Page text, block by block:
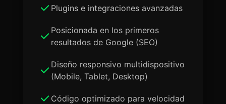
Plugins e integraciones avanzadas
Posicionada en los primeros
resultados de Google (SEO)
Diseño responsivo multidispositivo
(Mobile, Tablet, Desktop)
Código optimizado para velocidad